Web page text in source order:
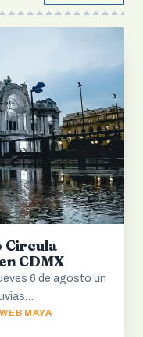
Circula
CDMX
6 de agosto un
MAYA